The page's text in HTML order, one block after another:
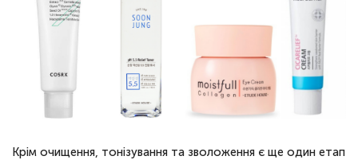
Крім очищення, тонізування та зволоження є ще один етап